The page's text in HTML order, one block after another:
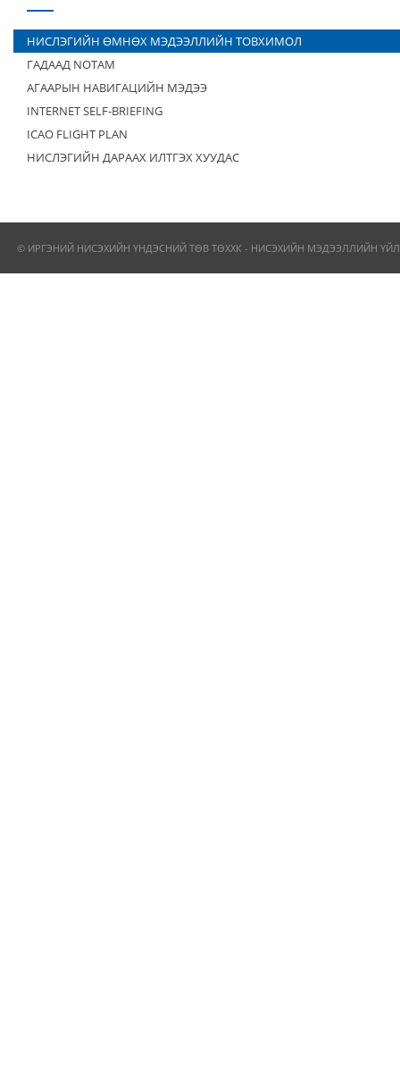
НИСЛЭГИЙН ӨМНӨХ МЭДЭЭЛЛИЙН ТОВХИМОЛ
ГАДААД NOTAM
АГААРЫН НАВИГАЦИЙН МЭДЭЭ
INTERNET SELF-BRIEFING
ICAO FLIGHT PLAN
НИСЛЭГИЙН ДАРААХ ИЛТГЭХ ХУУДАС
© ИРГЭНИЙ НИСЭХИЙН ҮНДЭСНИЙ ТӨВ ТӨХХК - НИСЭХИЙН МЭДЭЭЛЛИЙН